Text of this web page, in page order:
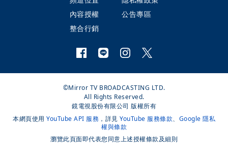
內容授權
公告專區
整合行銷
©Mirror TV BROADCASTING LTD.
All Rights Reserved.
鏡電視股份有限公司 版權所有
本網頁使用 YouTube API 服務 ，詳見 YouTube 服務條款、 Google 隱私
權與條款
瀏覽此頁面即代表您同意上述授權條款及細則